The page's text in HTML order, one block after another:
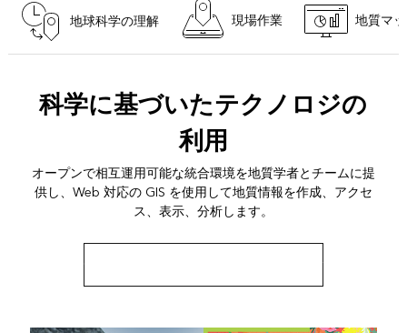
地球科学の理解 現場作業 地質マ
科学に基づいたテクノロジの
利用
オープンで相互運用可能な統合環境を地質学者とチームに提
供し、Web 対応の GIS を使用して地質情報を作成、アクセ
ス、表示、分析します。
GIS 向けのエンタープライズについて読む